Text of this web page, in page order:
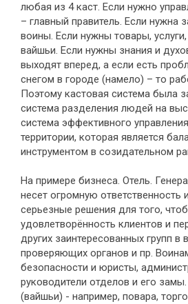
любая из 4 каст. Если нужно
– главный правитель. Если нужна
воины. Если нужны товары,
вайшьи. Если нужны знания и
выходят вперед, а если есть
снегом в городе (намело) – то
Поэтому кастовая система была
система разделения людей на
система эффективного
территории, которая является
инструментом в созидательном
На примере бизнеса. Отель.
несет огромную ответственность
серьезные решения для того,
удовлетворённость клиентов и
других заинтересованных групп в
проверяющих органов и пр.
безопасности и юристы,
руководители отделов и его
(вайшьи) - например, повара,